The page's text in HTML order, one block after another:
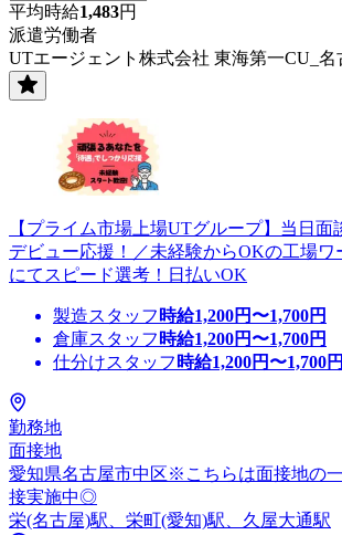
平均時給1,483円
派遣労働者
UTエージェント株式会社 東海第一CU_名
【プライム市場上場UTグループ】当日
デビュー応援！／未経験からOKの工場ワ
にてスピード選考！日払いOK
製造スタッフ 時給1,200円〜1,700円
倉庫スタッフ 時給1,200円〜1,700円
仕分けスタッフ 時給1,200円〜1,700円
勤務地
面接地
愛知県名古屋市中区※こちらは面接地の
接実施中◎
栄(名古屋)駅、栄町(愛知)駅、久屋大通駅